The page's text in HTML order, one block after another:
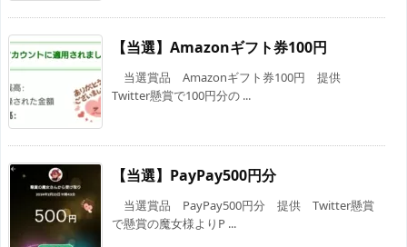
【当選】Amazonギフト券100円
当選賞品 Amazonギフト券100円 提供
Twitter懸賞で100円分の ...
【当選】PayPay500円分
当選賞品 PayPay500円分 提供 Twitter懸賞
で懸賞の魔女様よりP ...